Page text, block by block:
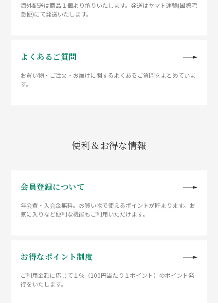
海外配送は商品１個より承りいたします。発送はヤマト運輸(国際宅
急便)にて発送いたします。
よくあるご質問
お買い物・ご注文・お届けに関するよくあるご質問をまとめていま
す。
便利＆お得な情報
会員登録について
年会費・入会金無料。お買い物で使えるポイントが貯まります。お
気に入りなど便利な機能もご利用いただけます。
お得なポイント制度
ご利用金額に応じて１％（100円当たり１ポイント）のポイント発
行をいたします。